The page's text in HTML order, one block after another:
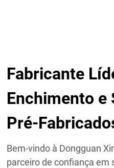
Fabricante
Enchimento e
Pré-
Bem-vindo à Dongguan
parceiro de confiança em